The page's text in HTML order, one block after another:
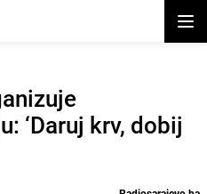
‘Daruj krv, dobij